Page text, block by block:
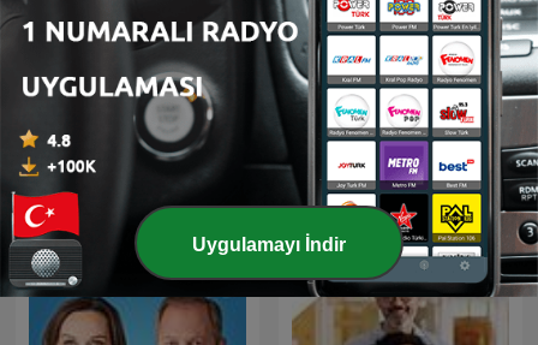
IQ - Wissenschaft und
Radiowissen
Uygulamayı İndir